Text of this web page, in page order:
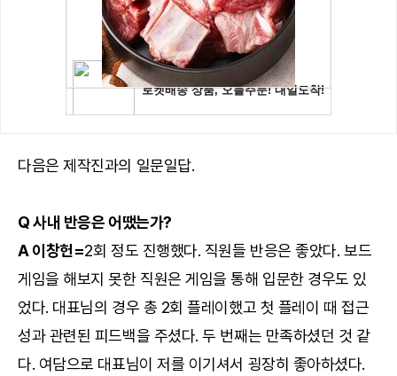
다음은 제작진과의 일문일답.
Q 사내 반응은 어땠는가?
A 이창헌=2회 정도 진행했다. 직원들 반응은 좋았다. 보드
게임을 해보지 못한 직원은 게임을 통해 입문한 경우도 있
었다. 대표님의 경우 총 2회 플레이했고 첫 플레이 때 접근
성과 관련된 피드백을 주셨다. 두 번째는 만족하셨던 것 같
다. 여담으로 대표님이 저를 이기셔서 굉장히 좋아하셨다.